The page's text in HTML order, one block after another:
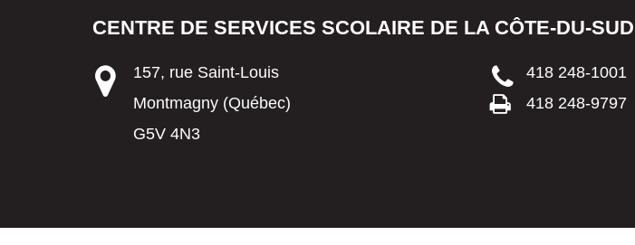
CENTRE DE SERVICES SCOLAIRE DE LA CÔTE-DU-SUD
157, rue Saint-Louis
Montmagny (Québec)
G5V 4N3
418 248-1001
418 248-9797